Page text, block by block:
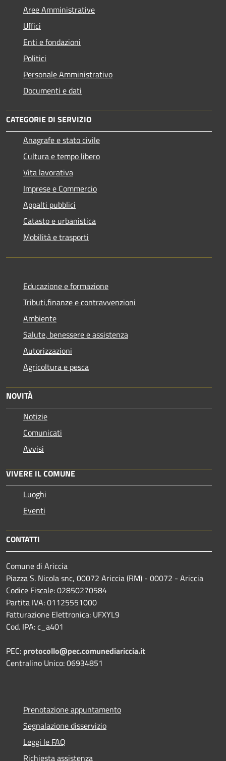
Aree Amministrative
Uffici
Enti e fondazioni
Politici
Personale Amministrativo
Documenti e dati
CATEGORIE DI SERVIZIO
Anagrafe e stato civile
Cultura e tempo libero
Vita lavorativa
Imprese e Commercio
Appalti pubblici
Catasto e urbanistica
Mobilità e trasporti
Educazione e formazione
Tributi,finanze e contravvenzioni
Ambiente
Salute, benessere e assistenza
Autorizzazioni
Agricoltura e pesca
NOVITÀ
Notizie
Comunicati
Avvisi
VIVERE IL COMUNE
Luoghi
Eventi
CONTATTI
Comune di Ariccia
Piazza S. Nicola snc, 00072 Ariccia (RM) - 00072 - Ariccia
Codice Fiscale: 02850270584
Partita IVA: 01125551000
Fatturazione Elettronica: UFXYL9
Cod. IPA: c_a401
PEC: protocollo@pec.comunediariccia.it
Centralino Unico: 06934851
Prenotazione appuntamento
Segnalazione disservizio
Leggi le FAQ
Richiesta assistenza